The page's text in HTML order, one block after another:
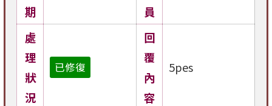
期
員
處
理
狀
況
已修復
回
覆
內
容
5pes